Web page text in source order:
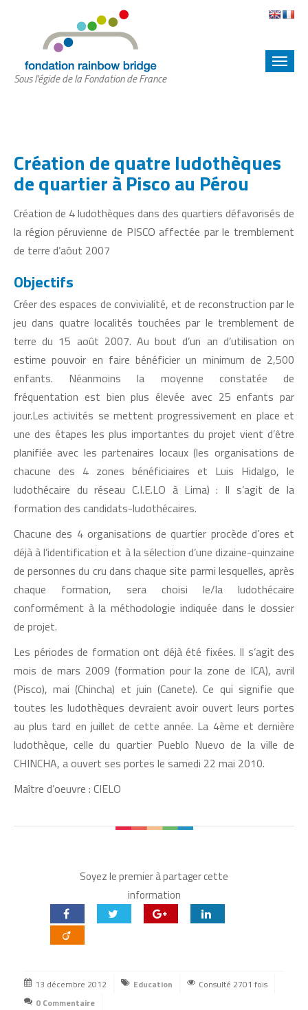
Sous l'égide de la Fondation de France
Création de quatre ludothèques
de quartier à Pisco au Pérou
Création de 4 ludothèques dans des quartiers défavorisés de
la région péruvienne de PISCO affectée par le tremblement
de terre d’aôut 2007
Objectifs
Créer des espaces de convivialité, et de reconstruction par le
jeu dans quatre localités touchées par le tremblement de
terre du 15 août 2007. Au bout d’un an d’utilisation on
estime pouvoir en faire bénéficier un minimum de 2,500
enfants. Néanmoins la moyenne constatée de
fréquentation est bien plus élevée avec 25 enfants par
jour.Les activités se mettent progressivement en place et
une des étapes les plus importantes du projet vient d’être
planifiée avec les partenaires locaux (les organisations de
chacune des 4 zones bénéficiaires et Luis Hidalgo, le
ludothécaire du réseau C.I.E.LO à Lima) : Il s’agit de la
formation des candidats-ludothécaires.
Chacune des 4 organisations de quartier procède d’ores et
déjà à l’identification et à la sélection d’une dizaine-quinzaine
de personnes du cru dans chaque site parmi lesquelles, après
chaque formation, sera choisi le/la ludothécaire
conformément à la méthodologie indiquée dans le dossier
de projet.
Les périodes de formation ont déjà été fixées. Il s’agit des
mois de mars 2009 (formation pour la zone de ICA), avril
(Pisco), mai (Chincha) et juin (Canete). Ce qui signifie que
toutes les ludothèques devraient avoir ouvert leurs portes
au plus tard en juillet de cette année. La 4ème et dernière
ludothèque, celle du quartier Pueblo Nuevo de la ville de
CHINCHA, a ouvert ses portes le samedi 22 mai 2010.
Maître d’oeuvre : CIELO
Soyez le premier à partager cette
information
13 décembre 2012 Education
Consulté 2701 fois
0 Commentaire